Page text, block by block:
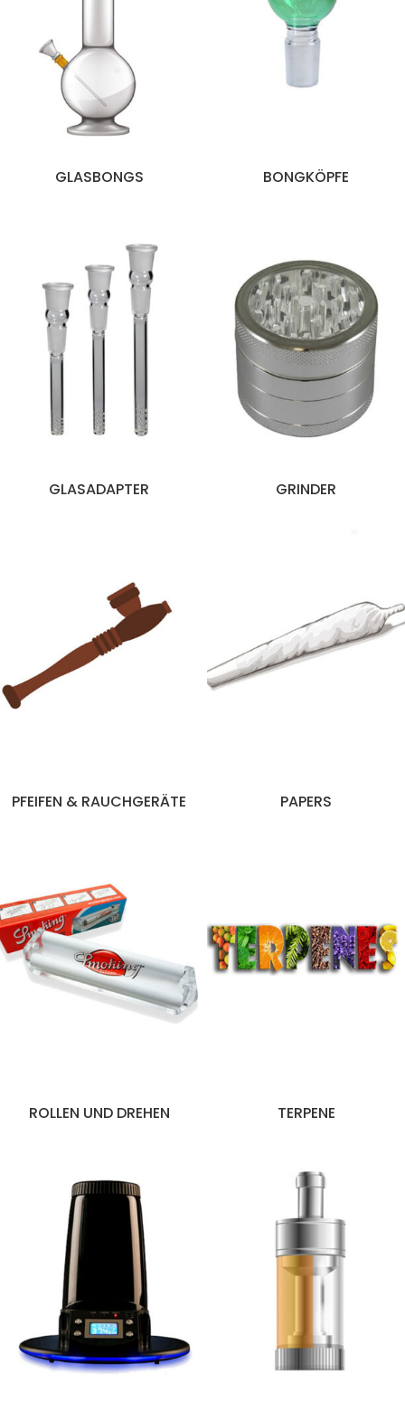
GLASBONGS BONGKÖPFE
GLASADAPTER GRINDER
PFEIFEN & RAUCHGERÄTE PAPERS
ROLLEN UND DREHEN TERPENE